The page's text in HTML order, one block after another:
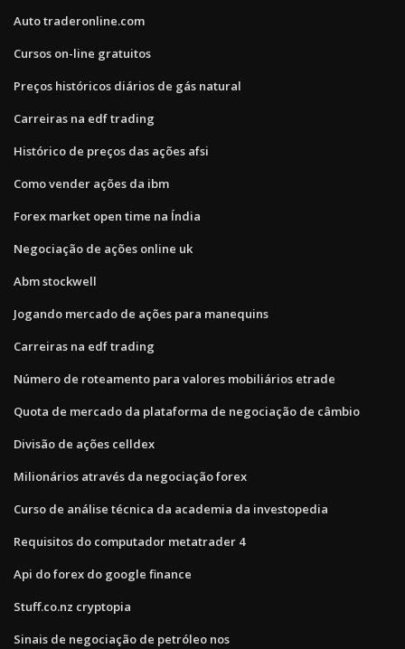
Auto traderonline.com
Cursos on-line gratuitos
Preços históricos diários de gás natural
Carreiras na edf trading
Histórico de preços das ações afsi
Como vender ações da ibm
Forex market open time na Índia
Negociação de ações online uk
Abm stockwell
Jogando mercado de ações para manequins
Carreiras na edf trading
Número de roteamento para valores mobiliários etrade
Quota de mercado da plataforma de negociação de câmbio
Divisão de ações celldex
Milionários através da negociação forex
Curso de análise técnica da academia da investopedia
Requisitos do computador metatrader 4
Api do forex do google finance
Stuff.co.nz cryptopia
Sinais de negociação de petróleo nos